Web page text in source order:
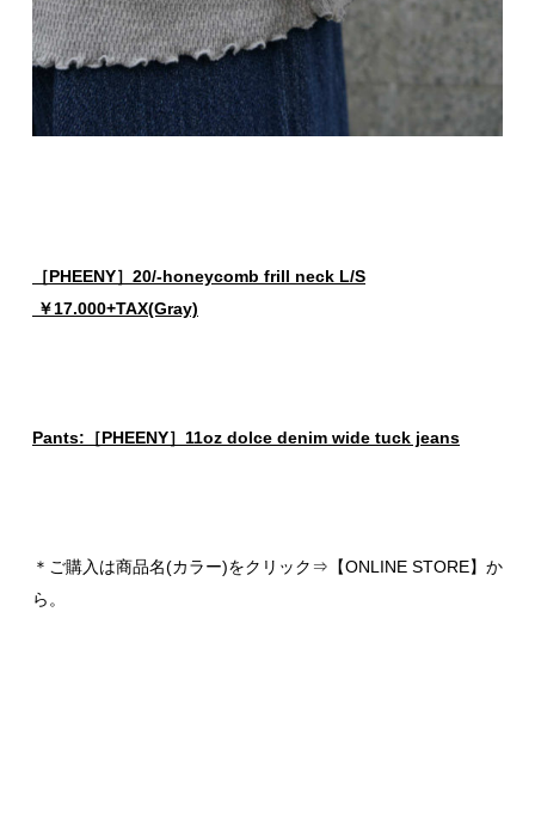
［PHEENY］20/-honeycomb frill neck L/S
￥17.000+TAX(Gray)
Pants:［PHEENY］11oz dolce denim wide tuck jeans
＊ご購入は商品名(カラー)をクリック⇒【ONLINE STORE】か
ら。